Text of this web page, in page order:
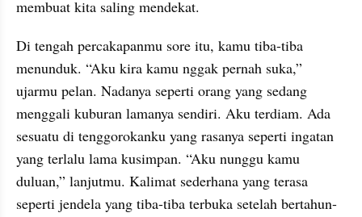
membuat kita saling mendekat.
Di tengah percakapanmu sore itu, kamu tiba-tiba
menunduk. “Aku kira kamu nggak pernah suka,”
ujarmu pelan. Nadanya seperti orang yang sedang
menggali kuburan lamanya sendiri. Aku terdiam. Ada
sesuatu di tenggorokanku yang rasanya seperti ingatan
yang terlalu lama kusimpan. “Aku nunggu kamu
duluan,” lanjutmu. Kalimat sederhana yang terasa
seperti jendela yang tiba-tiba terbuka setelah bertahun-